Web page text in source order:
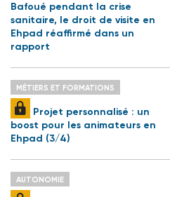
Bafoué pendant la crise
sanitaire, le droit de visite en
Ehpad réaffirmé dans un
rapport
MÉTIERS ET FORMATIONS
Projet personnalisé : un
boost pour les animateurs en
Ehpad (3/4)
AUTONOMIE